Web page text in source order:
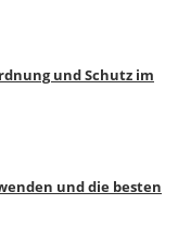
und Schutz im
und die besten